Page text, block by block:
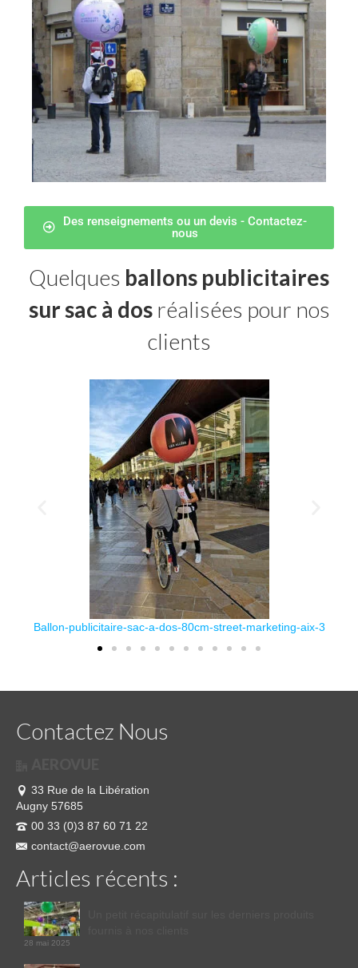
Des renseignements ou un devis - Contactez-
nous
Quelques ballons publicitaires
sur sac à dosréalisées pour nos
clients
Ballon-publicitaire-sac-a-dos-80cm-street-marketing-aix-3
Contactez Nous
33 Rue de la Libération
Augny 57685
00 33 (0)3 87 60 71 22
contact@aerovue.com
Articles récents :
28 mai 2025